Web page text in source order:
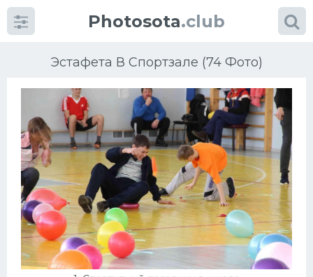
Photosota.club
Эстафета В Спортзале (74 Фото)
КатегорииФото
Много картинок...
Футбол
Баскетбол